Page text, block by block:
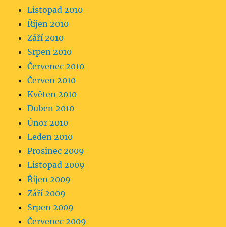
Listopad 2010
Říjen 2010
Září 2010
Srpen 2010
Červenec 2010
Červen 2010
Květen 2010
Duben 2010
Únor 2010
Leden 2010
Prosinec 2009
Listopad 2009
Říjen 2009
Září 2009
Srpen 2009
Červenec 2009